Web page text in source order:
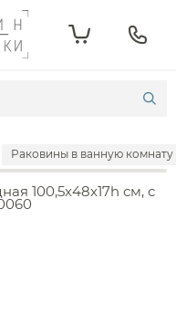
Раковины в ванную комнату
100,5x48x17h см, с